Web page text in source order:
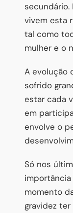
secundário.
vivem esta
tal como
mulher e o
A evolução
sofrido
estar cada
em
envolve o
Só nos
momento
gravidez